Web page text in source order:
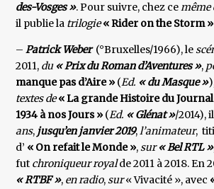
des-Vosges ». Pour suivre, chez cemême
il publie la trilogie« Rider on the Storm »
–Patrick Weber (°Bruxelles/1966), le
2011, du « Prix du Roman d’Aventures »,
manque pas d’Aire » (Ed. « du Masque »
textes de« La grande Histoire du
1934 à nos Jours » (Ed. « Glénat »/2014),
ans, jusqu’en janvier 2019,l’animateur,
d’ « On refait le Monde »,sur « Bel RTL »
fut chroniqueur royalde 2011 à 2018. En
« RTBF », en radio,sur« Vivacité », avec